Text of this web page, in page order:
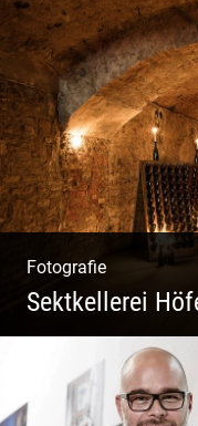
Freiheit
| Ruhe und
Natur
Fotografie
Sektkellerei
Sekt Perlen |
Idyllische